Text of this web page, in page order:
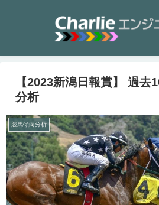
【2023新潟日報賞】 過去
分析
競馬傾向分析